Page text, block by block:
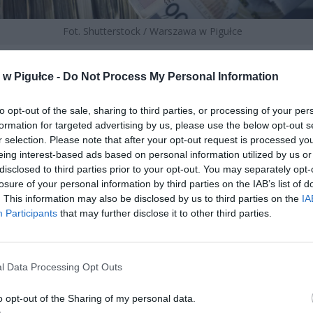
Pigułce - Do Not Process My Personal Information
opt-out of the sale, sharing to third parties, or processing of your
for targeted advertising by us, please use the below opt-out
selection. Please note that after your opt-out request is processed
interest-based ads based on personal information utilized by us
to third parties prior to your opt-out. You may separately
of your personal information by third parties on the IAB’s list of
This information may also be disclosed by us to third parties on the
Participants that may further disclose it to other third parties.
Data Processing Opt Outs
opt-out of the Sharing of my personal data.
Fot. Shutterstock / Warszawa w Pigułce
działa. Wchodzisz do aplikacji bankowej, ale nie możesz się
bankomatu, ale jest martwy. Telefon działa, internet też, ale
są offline. To nie science fiction – to dokładnie to, co
w kwietniu 2025 roku podczas
energetycznego. W ciągu zaledwie pięciu sekund z krajowej sieci
procent mocy, terminale płatnicze przestały działać,
posłuszeństwa, a sklepy przyjmowały tylko gotówkę. Hiszpania
miliarda euro w ciągu dwudziestu czterech godzin, a liczba